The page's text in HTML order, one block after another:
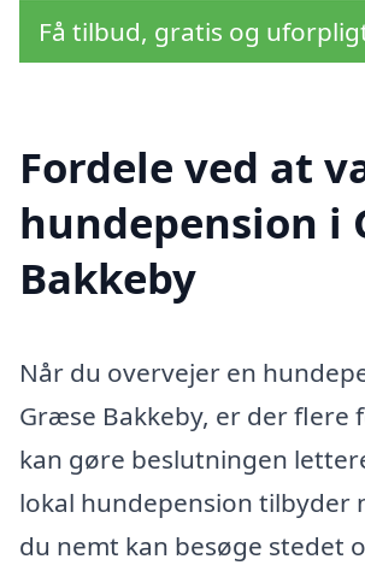
Få tilbud, gratis og
Fordele ved at
hundepension i
Bakkeby
Når du overvejer en
Græse Bakkeby, er der flere
kan gøre beslutningen
lokal hundepension tilbyder
du nemt kan besøge stedet